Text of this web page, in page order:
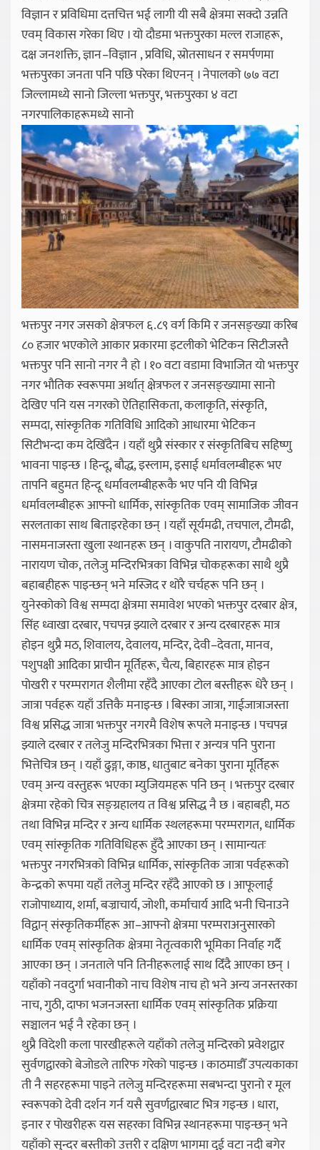
विज्ञान र प्रविधिमा दत्तचित्त भई लागी यी सबै क्षेत्रमा सक्दो उन्नति
एवम् विकास गरेका थिए । यो दौडमा भक्तपुरका मल्ल राजाहरू,
दक्ष जनशक्ति, ज्ञान–विज्ञान , प्रविधि, स्रोतसाधन र समर्पणमा
भक्तपुरका जनता पनि पछि परेका थिएनन् । नेपालको ७७ वटा
जिल्लामध्ये सानो जिल्ला भक्तपुर, भक्तपुरका ४ वटा
नगरपालिकाहरूमध्ये सानो
भक्तपुर नगर जसको क्षेत्रफल ६.८९ वर्ग किमि र जनसङ्ख्या करिब
८० हजार भएकोले आकार प्रकारमा इटलीको भेटिकन सिटीजस्तै
भक्तपुर पनि सानो नगर नै हो । १० वटा वडामा विभाजित यो भक्तपुर
नगर भौतिक स्वरूपमा अर्थात् क्षेत्रफल र जनसङ्ख्यामा सानो
देखिए पनि यस नगरको ऐतिहासिकता, कलाकृति, संस्कृति,
सम्पदा, सांस्कृतिक गतिविधि आदिको आधारमा भेटिकन
सिटीभन्दा कम देखिँदैन । यहाँ थुप्रै संस्कार र संस्कृतिबिच सहिष्णु
भावना पाइन्छ । हिन्दू, बौद्ध, इस्लाम, इसाई धर्मावलम्बीहरू भए
तापनि बहुमत हिन्दू धर्मावलम्बीहरूकै भए पनि यी विभिन्न
धर्मावलम्बीहरू आफ्नो धार्मिक, सांस्कृतिक एवम् सामाजिक जीवन
सरलताका साथ बिताइरहेका छन् । यहाँ सूर्यमढी, तचपाल, टौमढी,
नासमनाजस्ता खुला स्थानहरू छन् । वाकुपति नारायण, टौमढीको
नारायण चोक, तलेजु मन्दिरभित्रका विभिन्न चोकहरूका साथै थुप्रै
बहाबहीहरू पाइन्छन् भने मस्जिद र थोरै चर्चहरू पनि छन् ।
युनेस्कोको विश्व सम्पदा क्षेत्रमा समावेश भएको भक्तपुर दरबार क्षेत्र,
सिंह ध्वाखा दरबार, पचपन्न झ्याले दरबार र अन्य दरबारहरू मात्र
होइन थुप्रै मठ, शिवालय, देवालय, मन्दिर, देवी–देवता, मानव,
पशुपक्षी आदिका प्राचीन मूर्तिहरू, चैत्य, बिहारहरू मात्र होइन
पोखरी र परम्परागत शैलीमा रहँदै आएका टोल बस्तीहरू धेरै छन् ।
जात्रा पर्वहरू यहाँ उत्तिकै मनाइन्छ । बिस्का जात्रा, गाईजात्राजस्ता
विश्व प्रसिद्ध जात्रा भक्तपुर नगरमै विशेष रूपले मनाइन्छ । पचपन्न
झ्याले दरबार र तलेजु मन्दिरभित्रका भित्ता र अन्यत्र पनि पुराना
भित्तेचित्र छन् । यहाँ ढुङ्गा, काष्ठ, धातुबाट बनेका पुराना मूर्तिहरू
एवम् अन्य वस्तुहरू भएका म्युजियमहरू पनि छन् । भक्तपुर दरबार
क्षेत्रमा रहेको चित्र सङ्ग्रहालय त विश्व प्रसिद्ध नै छ । बहाबही, मठ
तथा विभिन्न मन्दिर र अन्य धार्मिक स्थलहरूमा परम्परागत, धार्मिक
एवम् सांस्कृतिक गतिविधिहरू हुँदै आएका छन् । सामान्यतः
भक्तपुर नगरभित्रको विभिन्न धार्मिक, सांस्कृतिक जात्रा पर्वहरूको
केन्द्रको रूपमा यहाँ तलेजु मन्दिर रहँदै आएको छ । आफूलाई
राजोपाध्याय, शर्मा, बज्राचार्य, जोशी, कर्माचार्य आदि भनी चिनाउने
विद्वान् संस्कृतिकर्मीहरू आ–आफ्नो क्षेत्रमा परम्पराअनुसारको
धार्मिक एवम् सांस्कृतिक क्षेत्रमा नेतृत्वकारी भूमिका निर्वाह गर्दै
आएका छन् । जनताले पनि तिनीहरूलाई साथ दिँदै आएका छन् ।
यहाँको नवदुर्गा भवानीको नाच विशेष नाच हो भने अन्य जनस्तरका
नाच, गुठी, दाफा भजनजस्ता धार्मिक एवम् सांस्कृतिक प्रक्रिया
सञ्चालन भई नै रहेका छन् ।
थुप्रै विदेशी कला पारखीहरूले यहाँको तलेजु मन्दिरको प्रवेशद्वार
सुर्वणद्वारको बेजोडले तारिफ गरेको पाइन्छ । काठमाडौँ उपत्यकाका
ती नै सहरहरूमा पाइने तलेजु मन्दिरहरूमा सबभन्दा पुरानो र मूल
स्वरूपको देवी दर्शन गर्न यसै सुवर्णद्वारबाट भित्र गइन्छ । धारा,
इनार र पोखरीहरू यस सहरका विभिन्न स्थानहरूमा पाइन्छन् भने
यहाँको सुन्दर बस्तीको उत्तरी र दक्षिण भागमा दुई वटा नदी बगेर